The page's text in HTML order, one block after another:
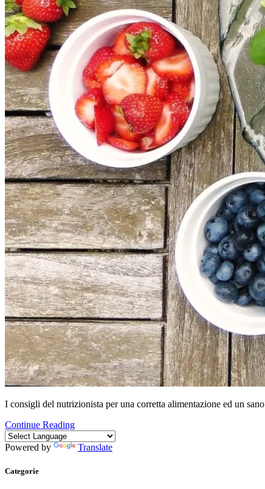
I consigli del nutrizionista per una corretta alimentazione ed un
Continue Reading
Powered by Translate
Categorie